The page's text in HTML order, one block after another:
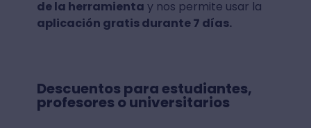
de la herramienta y nos permite usar la
aplicación gratis durante 7 días.
Descuentos para estudiantes,
profesores o universitarios